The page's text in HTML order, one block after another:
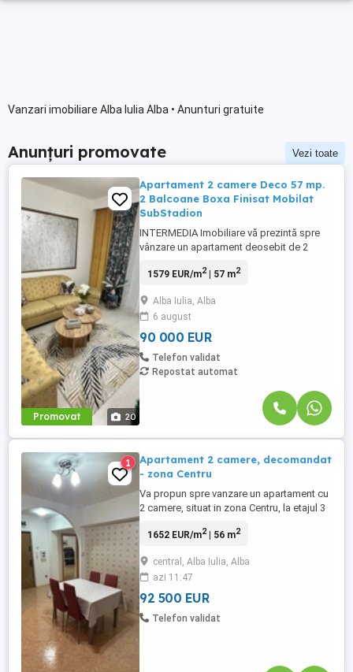
Vanzari imobiliare Alba Iulia Alba • Anunturi gratuite
Anunțuri promovate Vezi toate
Promovat 20
Apartament 2 camere Deco 57 mp.
2 Balcoane Boxa Finisat Mobilat
SubStadion
INTERMEDIA Imobiliare vă prezintă spre
vânzare un apartament deosebit de 2
Stadion Alba Iulia. Acest apartament
confortabilă și practică, cu o suprafață
utilă de 57 mp, perfect adaptată nevoilor
unui cuplu, unei familii mici ...
1579 EUR/m2| 57 m2
Alba Iulia, Alba
6 august
90 000 EUR
Telefon validat
Repostat automat
1
Apartament 2 camere, decomandat
- zona Centru
Va propun spre vanzare un apartament cu
2 camere, situat in zona Centru, la etajul 3
o suprafata utila de 56mp si beneficiaza
luminoasa. Compartimentare: Living
spatios, dormitor, bucatarie, baie, hol,
debara si doua balcoane. Zona ...
1652 EUR/m2| 56 m2
central, Alba Iulia, Alba
azi 11:47
92 500 EUR
Telefon validat